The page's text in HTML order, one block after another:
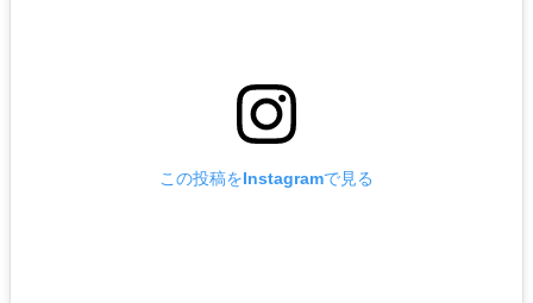
この投稿をInstagramで見る